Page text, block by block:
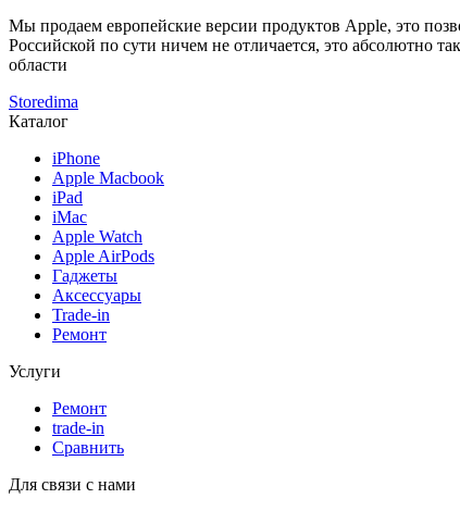
Мы продаем европейские версии продуктов Apple, это
Российской по сути ничем не отличается, это абсолютно
области
Storedima
Каталог
iPhone
Apple Macbook
iPad
iMac
Apple Watch
Apple AirPods
Гаджеты
Аксессуары
Trade-in
Ремонт
Услуги
Ремонт
trade-in
Сравнить
Для связи с нами